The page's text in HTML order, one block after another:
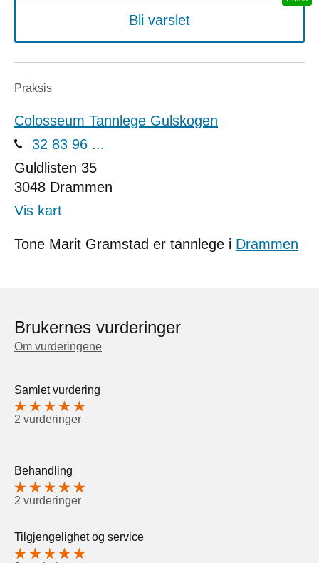
Bli varslet
Praksis
Colosseum Tannlege Gulskogen
32 83 96 ...
Guldlisten 35
3048 Drammen
Vis kart
Tone Marit Gramstad er tannlege i Drammen
Brukernes vurderinger
Om vurderingene
Samlet vurdering
2 vurderinger
Behandling
2 vurderinger
Tilgjengelighet og service